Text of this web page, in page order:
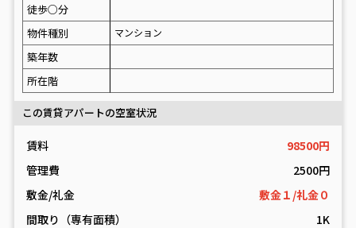
徒歩○分
物件種別
マンション
築年数
所在階
この賃貸アパートの空室状況
賃料
98500円
管理費
2500円
敷金/礼金
敷金１/礼金０
間取り（専有面積）
1K